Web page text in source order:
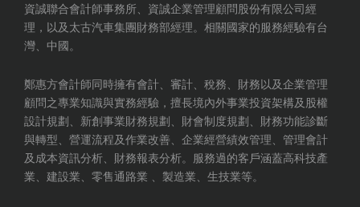
資誠聯合會計師事務所、資誠企業管理顧問股份有限公司經
理，以及太古汽車集團財務部經理。相關國家的服務經驗有台
灣、中國。
鄭惠方會計師同時擁有會計、審計、稅務、財務以及企業管理
顧問之專業知識與實務經驗，擅長境內外事業投資架構及股權
設計規劃、新創事業財務規劃、財會制度規劃、財務功能診斷
與轉型、營運流程及作業改善、企業經營績效管理、管理會計
及成本資訊分析、財務報表分析。服務過的客戶涵蓋高科技產
業、建設業、零售通路業 、製造業、生技業等。